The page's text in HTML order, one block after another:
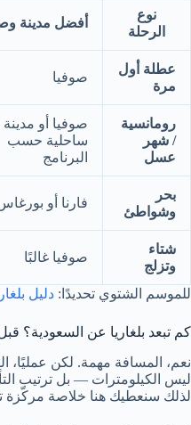
نوع
الرحلة
أفضل مدينة
عطلة أول
مرة
صوفيا
رومانسية
/ شهر
عسل
صوفيا أو مدينة
ساحلية حسب
البرنامج
بحر
وشواطئ
فارنا أو
شتاء
وتزلج
صوفيا غالبًا
للموسم الشتوي تحديدًا: دليل
كم تبعد بلغاريا عن السعودية؟
نعم، المسافة مهمة. لكن
ليس الكيلومترات — بل ترتيب
لذلك سنعطيك هنا خلاصة